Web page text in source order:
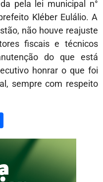
pela lei municipal n°
Kléber Eulálio. A
não houve reajuste
fiscais e técnicos
do que está
honrar o que foi
sempre com respeito
Share